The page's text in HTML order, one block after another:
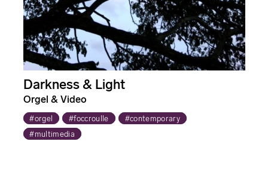
Darkness & Light
Orgel & Video
#orgel #foccroulle
#contemporary
#multimedia